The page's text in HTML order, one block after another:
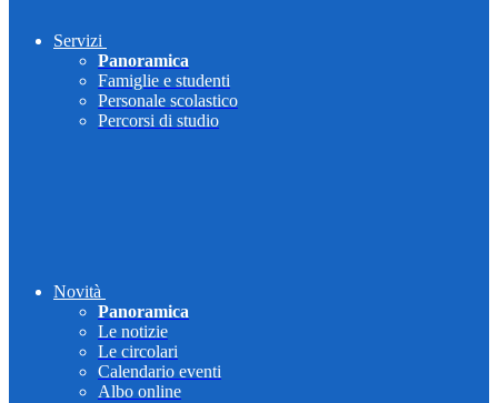
Servizi
Panoramica
Famiglie e studenti
Personale scolastico
Percorsi di studio
Novità
Panoramica
Le notizie
Le circolari
Calendario eventi
Albo online